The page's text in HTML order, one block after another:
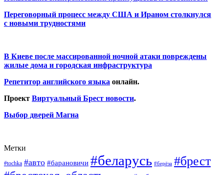
Переговорный процесс между США и Ираном столкнулся
с новыми трудностями
В Киеве после массированной ночной атаки повреждены
жилые дома и городская инфраструктура
Репетитор английского языка онлайн.
Проект Виртуальный Брест новости.
Выбор дверей Магна
Метки
#tochka #авто #барановичи #беларусь #берёза #брест